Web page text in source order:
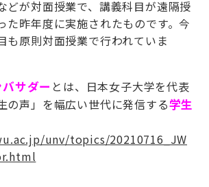
どが対面授業で、講義科目が遠隔授
た昨年度に実施されたものです。今
も原則対面授業で行われていま
サダー とは、日本女子大学を代表
の声」を幅広い世代に発信する学生
unv/topics/20210716_JW